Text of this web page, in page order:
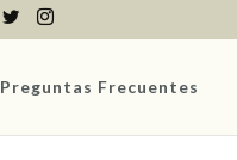
Preguntas Frecuentes